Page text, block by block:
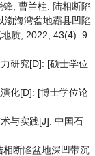
, 曹兰柱. 陆相断陷
海湾盆地霸县凹陷
质, 2022, 43(4): 9
研究[D]: [硕士学位
化[D]: [博士学位论
与实践[J]. 中国石
断陷盆地深凹带沉